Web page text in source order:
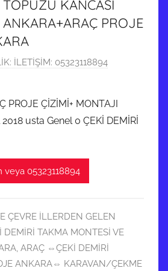
KANCASI
PROJE
İLETİŞİM: 05323118894
PROJE ÇİZİMİ+ MONTAJI
usta Genel 0 ÇEKİ DEMİRİ
05323118894
ÇEVRE İLLERDEN GELEN
DEMİRİ TAKMA MONTESİ VE
, ARAÇ ⇔ÇEKİ DEMİRİ
ANKARA⇔ KARAVAN/ÇEKME